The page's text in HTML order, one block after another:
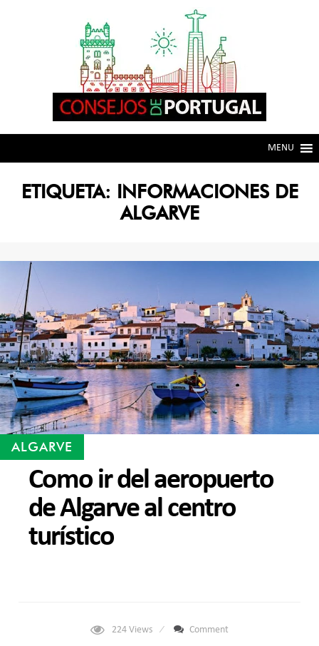
MENU
ETIQUETA: INFORMACIONES DE
ALGARVE
ALGARVE
Como ir del aeropuerto
de Algarve al centro
turístico
224Views Comment